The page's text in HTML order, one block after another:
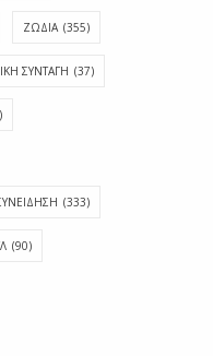
ΖΩΔΙΑ (355)
ΣΥΝΤΑΓΗ (37)
(333)
(90)